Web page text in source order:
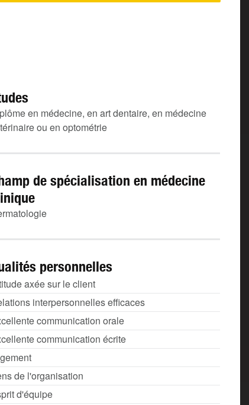
en médecine, en art dentaire, en médecine
ou en optométrie
de spécialisation en médecine
personnelles
axée sur le client
interpersonnelles efficaces
communication orale
communication écrite
de l'organisation
d'équipe